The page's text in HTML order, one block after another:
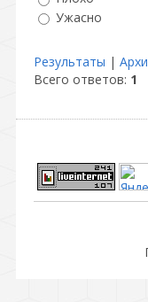
Ужасно
Результаты |
Всего ответов: 1